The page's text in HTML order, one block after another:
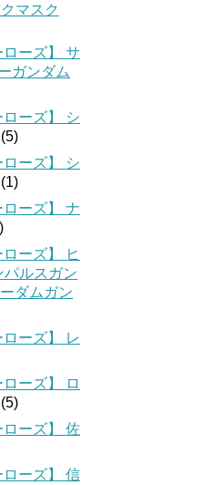
マスク
ローズ】 サ
ガンダム
ローズ】 シ
(5)
ローズ】 シ
(1)
ローズ】 ナ
ーズ】 ヒ
パルスガン
ダムガン
ローズ】 レ
ーズ】 ロ
(5)
ローズ】 佐
ローズ】 信